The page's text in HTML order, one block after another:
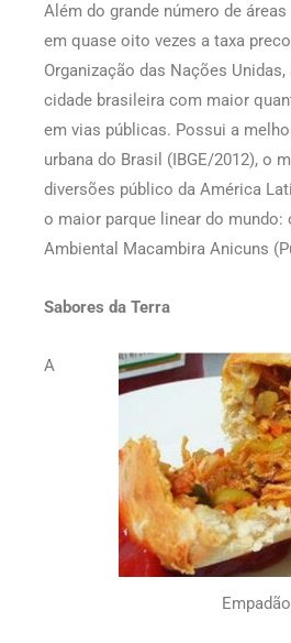
Além do grande número de
em quase oito vezes a taxa
Organização das Nações
cidade brasileira com maior
em vias públicas. Possui a
urbana do Brasil (IBGE/2012), o
diversões público da América
o maior parque linear do mundo:
Ambiental Macambira Anicuns
Sabores da Terra
A